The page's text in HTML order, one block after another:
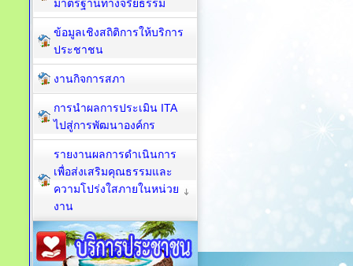
มาตรฐานทางจริยธรรม
ข้อมูลเชิงสถิติการให้บริการ
ประชาชน
งานกิจการสภา
การนำผลการประเมิน ITA
ไปสู่การพัฒนาองค์กร
รายงานผลการดำเนินการ
เพื่อส่งเสริมคุณธรรมและ
ความโปร่งใสภายในหน่วย
งาน